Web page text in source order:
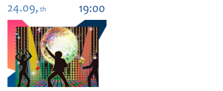
24.09, th 19:00